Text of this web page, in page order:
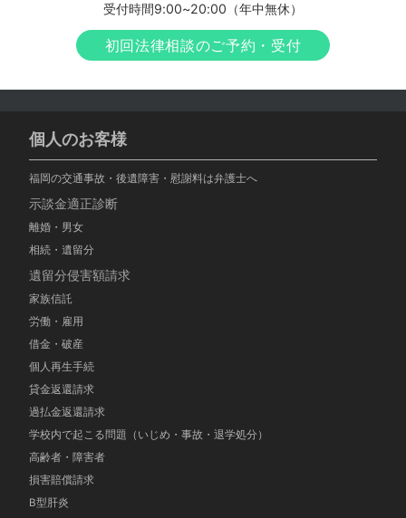
受付時間9:00~20:00（年中無休）
初回法律相談のご予約・受付
個人のお客様
福岡の交通事故・後遺障害・慰謝料は弁護士へ
示談金適正診断
離婚・男女
相続・遺留分
遺留分侵害額請求
家族信託
労働・雇用
借金・破産
個人再生手続
貸金返還請求
過払金返還請求
学校内で起こる問題（いじめ・事故・退学処分）
高齢者・障害者
損害賠償請求
B型肝炎